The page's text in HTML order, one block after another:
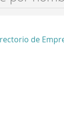
de